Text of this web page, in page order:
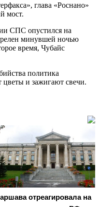
глава «Роснано»
мост.
СПС опустился на
минувшей ночью
время, Чубайс
политика
и зажигают свечи.
отреагировала на